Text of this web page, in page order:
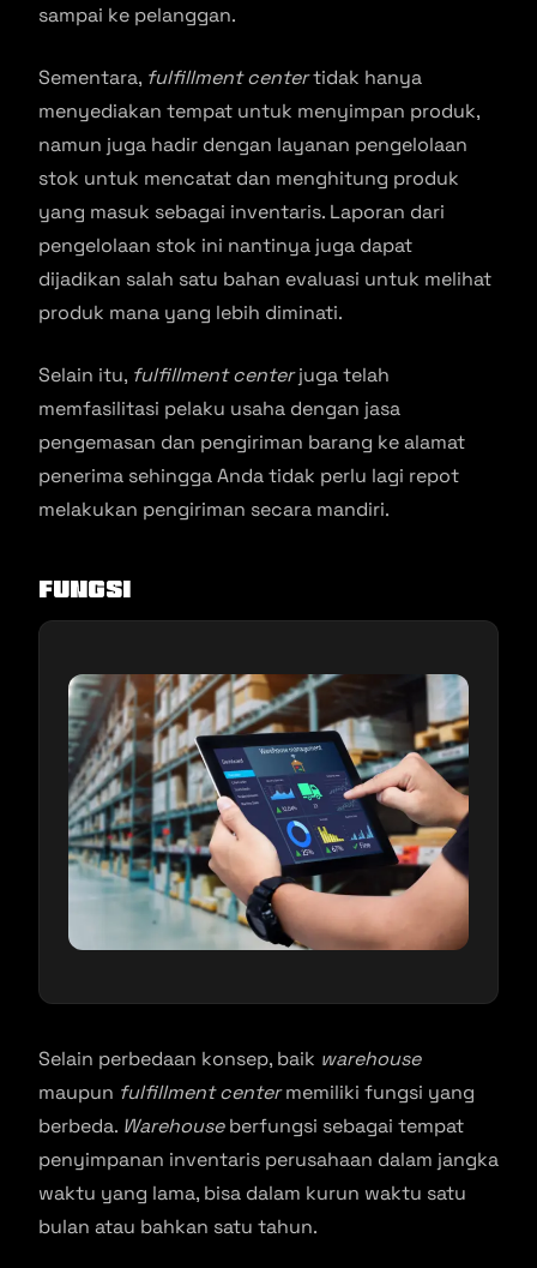
sampai ke pelanggan.
Sementara, fulfillment centertidak hanya
menyediakan tempat untuk menyimpan produk,
namun juga hadir dengan layanan pengelolaan
stok untuk mencatat dan menghitung produk
yang masuk sebagai inventaris. Laporan dari
pengelolaan stok ini nantinya juga dapat
dijadikan salah satu bahan evaluasi untuk melihat
produk mana yang lebih diminati.
Selain itu, fulfillment centerjuga telah
memfasilitasi pelaku usaha dengan jasa
pengemasan dan pengiriman barang ke alamat
penerima sehingga Anda tidak perlu lagi repot
melakukan pengiriman secara mandiri.
Fungsi
Selain perbedaan konsep, baik warehouse
maupun fulfillment centermemiliki fungsi yang
berbeda. Warehouseberfungsi sebagai tempat
penyimpanan inventaris perusahaan dalam jangka
waktu yang lama, bisa dalam kurun waktu satu
bulan atau bahkan satu tahun.